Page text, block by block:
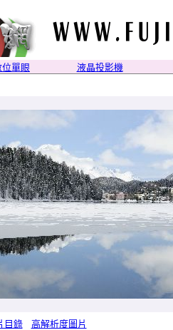
位單眼 液晶投影機
目錄 高解析度圖片